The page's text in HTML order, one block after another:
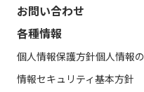
お問い合わせ
各種情報
個人情報保護方針個人情報
情報セキュリティ基本方針